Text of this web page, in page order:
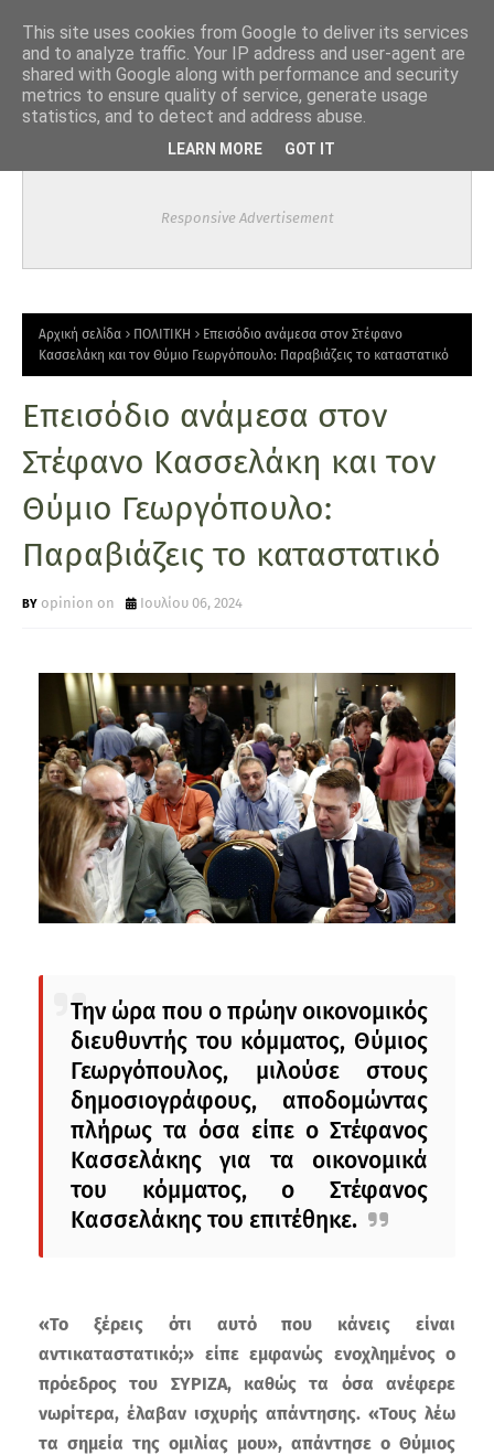
Responsive Advertisement
Αρχική σελίδα ΠΟΛΙΤΙΚΗ
Επεισόδιο ανάμεσα στον Στέφανο
Κασσελάκη και τον Θύμιο Γεωργόπουλο: Παραβιάζεις το καταστατικό
Επεισόδιο ανάμεσα στον
Στέφανο Κασσελάκη και τον
Θύμιο Γεωργόπουλο:
Παραβιάζεις το καταστατικό
opinion on Ιουλίου 06, 2024
Την ώρα που ο πρώην οικονομικός
διευθυντής του κόμματος, Θύμιος
Γεωργόπουλος, μιλούσε στους
δημοσιογράφους, αποδομώντας
πλήρως τα όσα είπε ο Στέφανος
Κασσελάκης για τα οικονομικά
του κόμματος, ο Στέφανος
Κασσελάκης του επιτέθηκε.
«Το ξέρεις ότι αυτό που κάνεις είναι
αντικαταστατικό;» είπε εμφανώς ενοχλημένος ο
πρόεδρος του ΣΥΡΙΖΑ, καθώς τα όσα ανέφερε
νωρίτερα, έλαβαν ισχυρής απάντησης. «Τους λέω
τα σημεία της ομιλίας μου», απάντησε ο Θύμιος
This site uses cookies from Google to deliver its services
and to analyze traffic. Your IP address and user-agent are
shared with Google along with performance and security
metrics to ensure quality of service, generate usage
statistics, and to detect and address abuse.
LEARN MORE GOT IT